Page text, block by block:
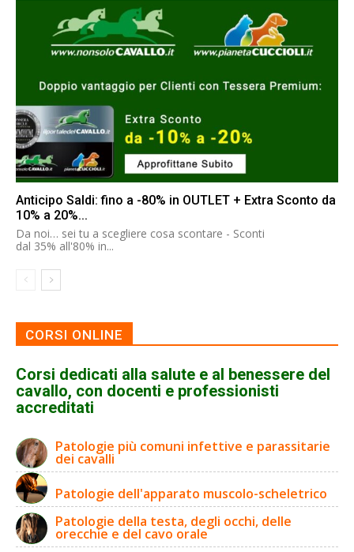
Anticipo Saldi: fino a -80% in OUTLET + Extra Sconto da
10% a 20%...
Da noi… sei tu a scegliere cosa scontare - Sconti
dal 35% all'80% in...
CORSI ONLINE
Corsi dedicati alla salute e al benessere del
cavallo, con docenti e professionisti
accreditati
Patologie più comuni infettive e parassitarie
dei cavalli
Patologie dell'apparato muscolo-scheletrico
Patologie della testa, degli occhi, delle
orecchie e del cavo orale